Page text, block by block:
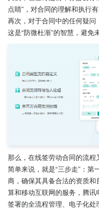
点睛”，对合同的理解和执行
再次，对于合同中的任何疑问
这是“防微杜渐”的智慧，避免
那么，在线签劳动合同的流程
简单来说，就是“三步走”：
商，确保其具备合法的资质
算和移动互联网的服务，腾
签署的全流程管理、电子化